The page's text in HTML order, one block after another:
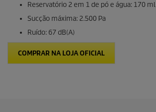
Reservatório 2 em 1 de pó e água: 170 ml
Sucção máxima: 2.500 Pa
Ruído: 67 dB(A)
COMPRAR NA LOJA OFICIAL